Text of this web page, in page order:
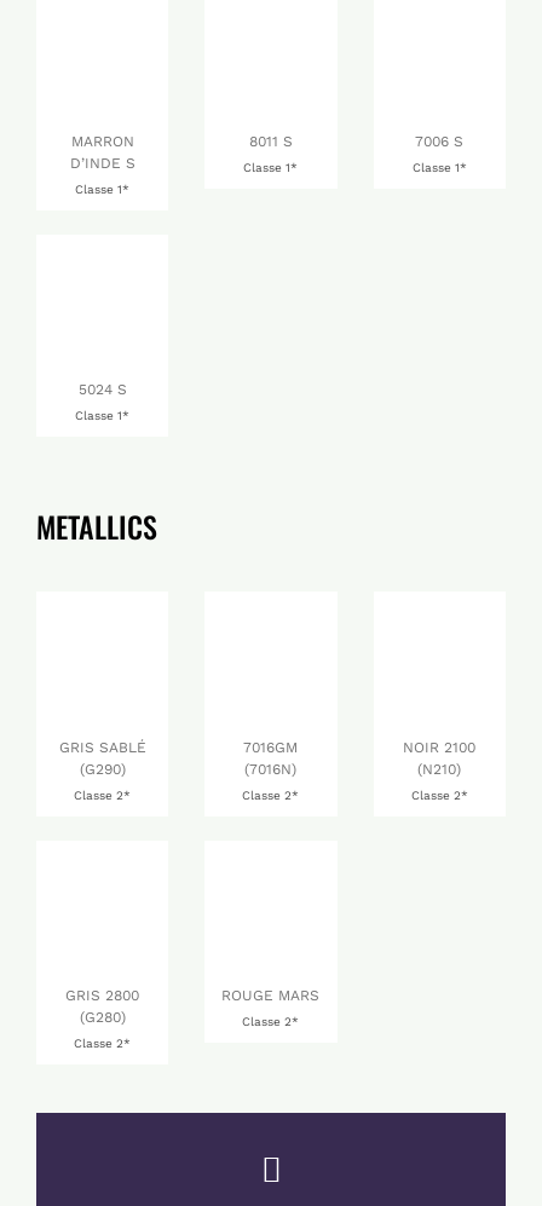
MARRON
D’INDE S
Classe 1*
8011 S
Classe 1*
7006 S
Classe 1*
5024 S
Classe 1*
METALLICS
GRIS SABLÉ
(G290)
Classe 2*
7016GM
(7016N)
Classe 2*
NOIR 2100
(N210)
Classe 2*
GRIS 2800
(G280)
Classe 2*
ROUGE MARS
Classe 2*